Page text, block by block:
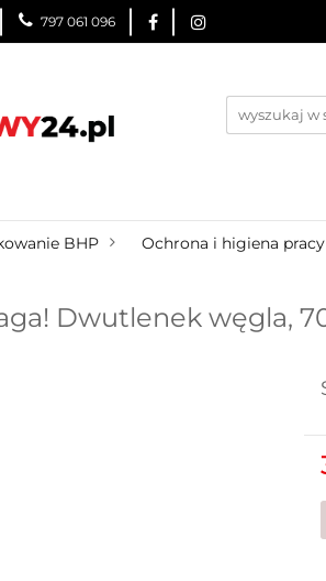
797 061 096
ZNAKI DROGOWE URZĄDZENIA BRD
BHP Ochrona i higiena pracy
Dwutlenek węgla,